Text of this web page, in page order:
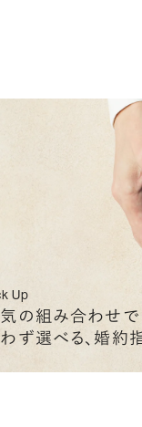
Up
の組み合わせで
ず選べる、婚約